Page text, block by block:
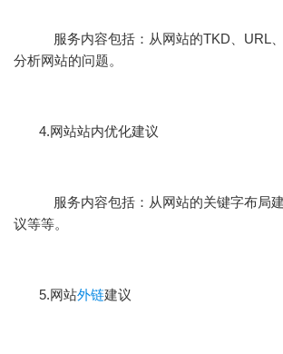
服务内容包括：从网站的TKD、URL、
分析网站的问题。
4.网站站内优化建议
服务内容包括：从网站的关键字布局建
议等等。
5.网站外链建议